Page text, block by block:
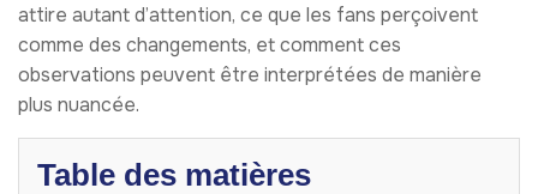
attire autant d’attention, ce que les fans perçoivent
comme des changements, et comment ces
observations peuvent être interprétées de manière
plus nuancée.
Table des matières